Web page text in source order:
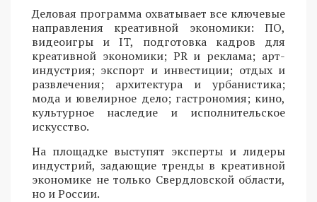
Деловая программа охватывает все ключевые
направления креативной экономики: ПО,
видеоигры и IT, подготовка кадров для
креативной экономики; PR и реклама; арт-
индустрия; экспорт и инвестиции; отдых и
развлечения; архитектура и урбанистика;
мода и ювелирное дело; гастрономия; кино,
культурное наследие и исполнительское
искусство.
На площадке выступят эксперты и лидеры
индустрий, задающие тренды в креативной
экономике не только Свердловской области,
но и России.